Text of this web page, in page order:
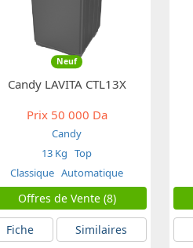
Neuf
Candy LAVITA CTL13X
Prix50 000 Da
Candy
13 Kg Top
Classique Automatique
Offres de Vente (8)
Fiche
Similaires